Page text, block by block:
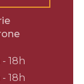
18h
18h